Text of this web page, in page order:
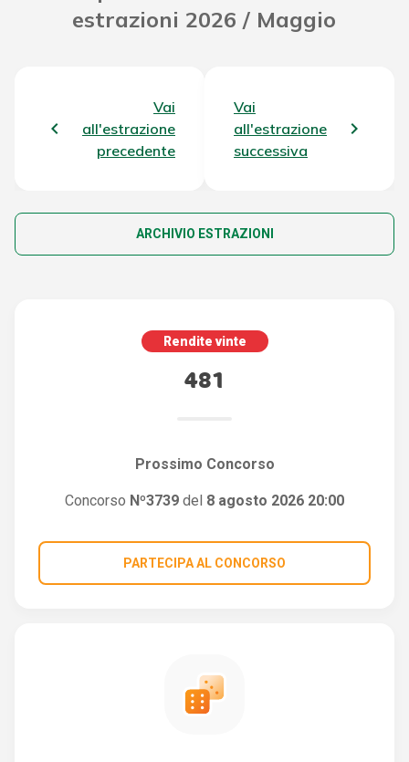
estrazioni 2026 / Maggio
Vai
all'estrazione
precedente
Vai
all'estrazione
successiva
ARCHIVIO ESTRAZIONI
Rendite vinte
481
Prossimo Concorso
Concorso Nº3739 del 8 agosto 2026 20:00
PARTECIPA AL CONCORSO